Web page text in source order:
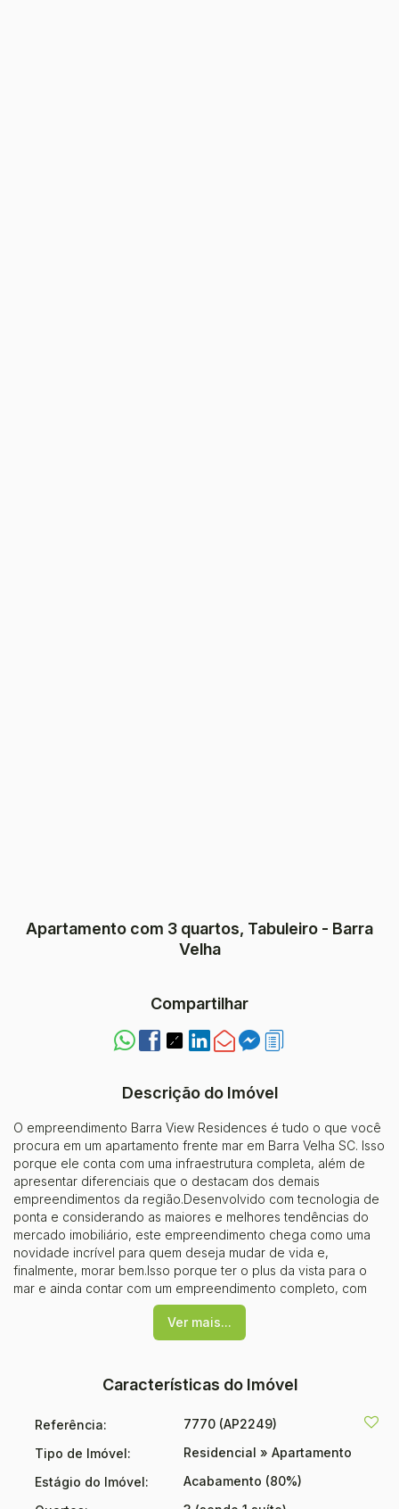
Apartamento com 3 quartos, Tabuleiro - Barra
Velha
Compartilhar
Descrição do Imóvel
O empreendimento Barra View Residences é tudo o que você
procura em um apartamento frente mar em Barra Velha SC. Isso
porque ele conta com uma infraestrutura completa, além de
apresentar diferenciais que o destacam dos demais
empreendimentos da região.Desenvolvido com tecnologia de
ponta e considerando as maiores e melhores tendências do
mercado imobiliário, este empreendimento chega como uma
novidade incrível para quem deseja mudar de vida e,
finalmente, morar bem.Isso porque ter o plus da vista para o
mar e ainda contar com um empreendimento completo, com
áreas comuns para lazer, descanso e praticidade, é algo que
não se encontra todos os dias. Conheça um pouco mais do
Barra View Residences e descubra uma nova forma de usufruir
Ver mais...
Características do Imóvel
Referência: 7770 (AP2249)
Tipo de Imóvel:
Residencial » Apartamento
Estágio do Imóvel:
Acabamento (80%)